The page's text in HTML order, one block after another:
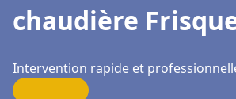
chaudière
Intervention rapide et